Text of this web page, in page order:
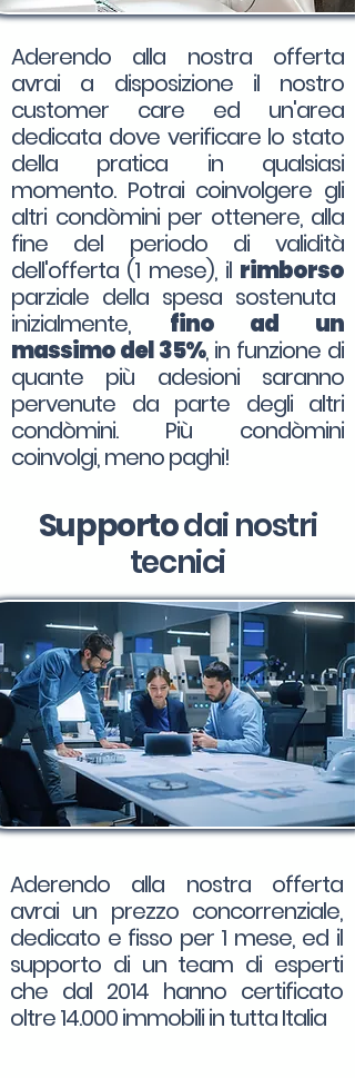
Aderendo alla nostra offerta
avrai a disposizione il nostro
customer care ed un'area
dedicata dove verificare lo stato
della pratica in qualsiasi
momento. Potrai coinvolgere gli
altri condòmini per ottenere, alla
fine del periodo di validità
dell'offerta (1 mese), il rimborso
parziale della spesa sostenuta
inizialmente, fino ad un
massimo del 35%, in funzione di
quante più adesioni saranno
pervenute da parte degli altri
condòmini. Più condòmini
coinvolgi, meno paghi!
Supportodai nostri
tecnici
Aderendo alla nostra offerta
avrai un prezzo concorrenziale,
dedicato e fisso per 1 mese, ed il
supporto di un team di esperti
che dal 2014 hanno certificato
oltre 14.000 immobili in tutta Italia